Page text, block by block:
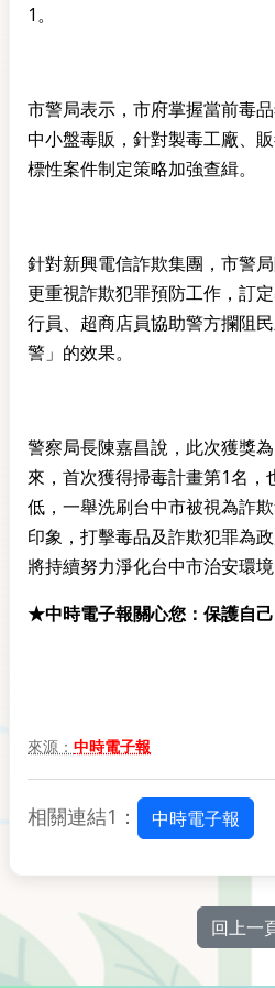
1。
市警局表示，市府掌握當前毒
中小盤毒販，針對製毒工廠、
標性案件制定策略加強查緝。
針對新興電信詐欺集團，市警
更重視詐欺犯罪預防工作，訂
行員、超商店員協助警方攔阻
警」的效果。
警察局長陳嘉昌說，此次獲獎
來，首次獲得掃毒計畫第1名，
低，一舉洗刷台中市被視為詐
印象，打擊毒品及詐欺犯罪為
將持續努力淨化台中市治安環境
★中時電子報關心您：保護自己
來源： 中時電子報
相關連結1： 中時電子報
回上一